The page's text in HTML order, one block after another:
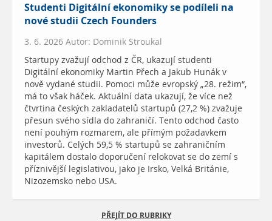
Studenti Digitální ekonomiky se podíleli na
nové studii Czech Founders
3. 6. 2026 Autor: Dominik Stroukal
Startupy zvažují odchod z ČR, ukazují studenti
Digitální ekonomiky Martin Přech a Jakub Hunák v
nově vydané studii. Pomoci může evropský „28. režim“,
má to však háček. Aktuální data ukazují, že více než
čtvrtina českých zakladatelů startupů (27,2 %) zvažuje
přesun svého sídla do zahraničí. Tento odchod často
není pouhým rozmarem, ale přímým požadavkem
investorů. Celých 59,5 % startupů se zahraničním
kapitálem dostalo doporučení relokovat se do zemí s
příznivější legislativou, jako je Irsko, Velká Británie,
Nizozemsko nebo USA.
PŘEJÍT DO RUBRIKY